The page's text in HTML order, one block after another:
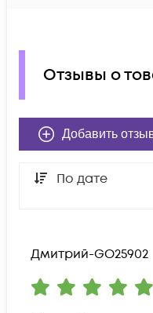
Отзывы о
Добавить
По дате
Дмитрий-GO25902